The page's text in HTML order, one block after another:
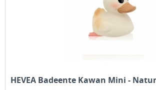
HEVEA Badeente Kawan Mini -